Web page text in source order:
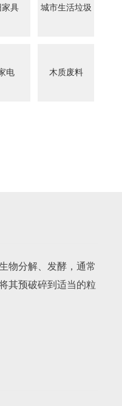
家具 城市生活垃圾
电 木质废料
物分解、发酵，通常
其预破碎到适当的粒